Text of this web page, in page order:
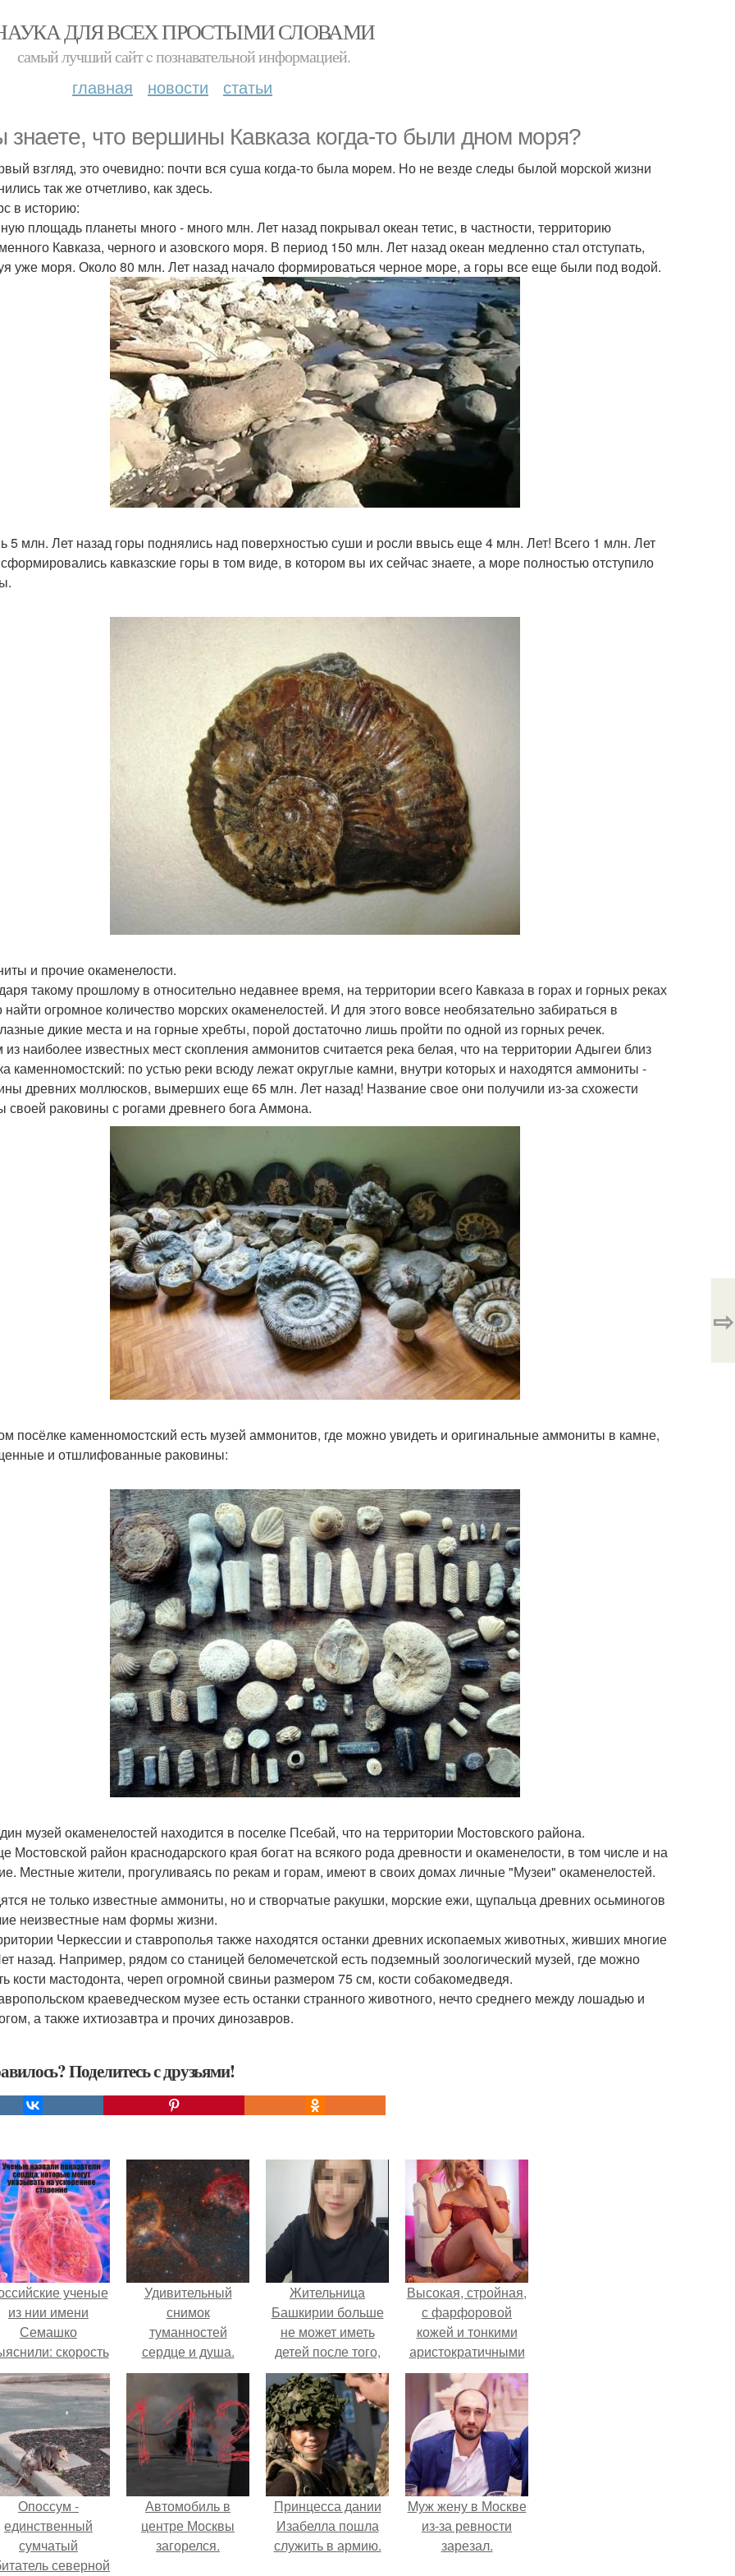
ДЛЯ ВСЕХ ПРОСТЫМИ СЛОВАМИ
самый лучший сайт c познавательной информацией.
главная новости статьи
знаете, что вершины Кавказа когда-то были дном моря?
взгляд, это очевидно: почти вся суша когда-то была морем. Но не везде следы былой морской жизни
так же отчетливо, как здесь.
в историю:
площадь планеты много - много млн. Лет назад покрывал океан тетис, в частности, территорию
Кавказа, черного и азовского моря. В период 150 млн. Лет назад океан медленно стал отступать,
уже моря. Около 80 млн. Лет назад начало формироваться черное море, а горы все еще были под водой.
5 млн. Лет назад горы поднялись над поверхностью суши и росли ввысь еще 4 млн. Лет! Всего 1 млн. Лет
кавказские горы в том виде, в котором вы их сейчас знаете, а море полностью отступило
и прочие окаменелости.
такому прошлому в относительно недавнее время, на территории всего Кавказа в горах и горных реках
огромное количество морских окаменелостей. И для этого вовсе необязательно забираться в
дикие места и на горные хребты, порой достаточно лишь пройти по одной из горных речек.
наиболее известных мест скопления аммонитов считается река белая, что на территории Адыгеи близ
каменномостский: по устью реки всюду лежат округлые камни, внутри которых и находятся аммониты -
древних моллюсков, вымерших еще 65 млн. Лет назад! Название свое они получили из-за схожести
раковины с рогами древнего бога Аммона.
посёлке каменномостский есть музей аммонитов, где можно увидеть и оригинальные аммониты в камне,
и отшлифованные раковины:
музей окаменелостей находится в поселке Псебай, что на территории Мостовского района.
Мостовской район краснодарского края богат на всякого рода древности и окаменелости, в том числе и на
Местные жители, прогуливаясь по рекам и горам, имеют в своих домах личные "Музеи" окаменелостей.
не только известные аммониты, но и створчатые ракушки, морские ежи, щупальца древних осьминогов
неизвестные нам формы жизни.
Черкессии и ставрополья также находятся останки древних ископаемых животных, живших многие
назад. Например, рядом со станицей беломечетской есть подземный зоологический музей, где можно
кости мастодонта, череп огромной свиньи размером 75 см, кости собакомедведя.
краеведческом музее есть останки странного животного, нечто среднего между лошадью и
а также ихтиозавтра и прочих динозавров.
Поделитесь с друзьями!
⇨
ученые
из нии имени
Семашко
скорость
напрямую
зависит от
сосудов
работы сердца.
Удивительный
снимок
туманностей
сердце и душа.
Жительница
Башкирии больше
не может иметь
детей после того,
как медики сделали
ей аборт на шестом
месяце
беременности и
оставили в матке
плаценту.
Высокая, стройная,
с фарфоровой
кожей и тонкими
аристократичными
чертами, эль
выглядит так, будто
сошла с полотна
художника.
Опоссум -
единственный
сумчатый
северной
Автомобиль в
центре Москвы
загорелся.
Принцесса дании
Изабелла пошла
служить в армию.
Mуж жену в Москве
из-за ревности
зарезал.